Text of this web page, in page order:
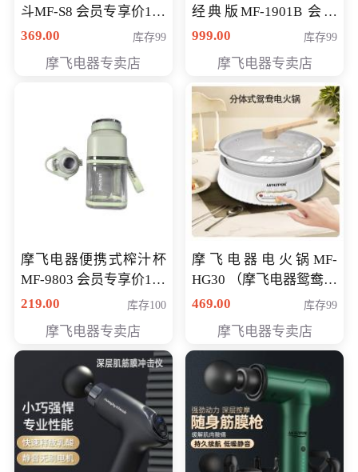
斗MF-S8 会员专享价168
元
369.00 库存99
摩飞电器专卖店
经典版MF-1901B 会员
专享价399元
999.00 库存99
摩飞电器专卖店
摩飞电器便携式榨汁杯
MF-9803 会员专享价138
元
219.00 库存100
摩飞电器专卖店
摩飞电器电火锅MF-
HG30 （摩飞电器鸳鸯锅
MF-HG30 ） 会员专享价
469.00 库存99
摩飞电器专卖店